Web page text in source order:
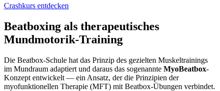
Crashkurs entdecken
Beatboxing als therapeutisches
Mundmotorik-Training
Die Beatbox-Schule hat das Prinzip des gezielten Muskeltrainings
im Mundraum adaptiert und daraus das sogenannte MyoBeatbox-
Konzept entwickelt — ein Ansatz, der die Prinzipien der
myofunktionellen Therapie (MFT) mit Beatbox-Übungen verbindet.